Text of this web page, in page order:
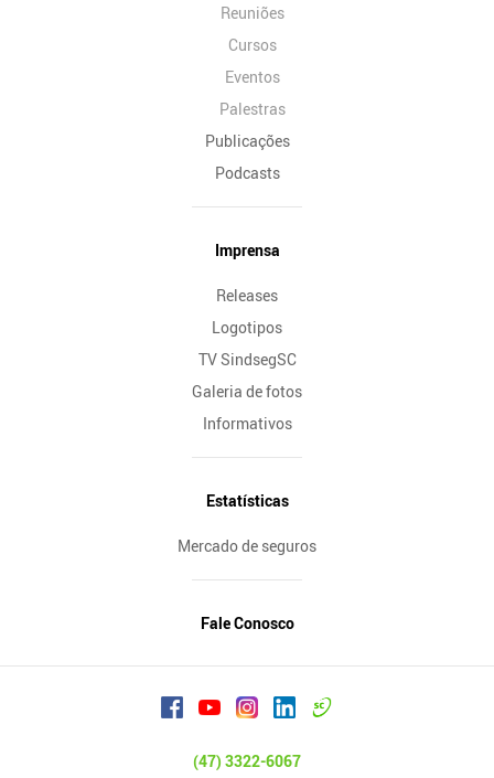
Reuniões
Cursos
Eventos
Palestras
Publicações
Podcasts
Imprensa
Releases
Logotipos
TV SindsegSC
Galeria de fotos
Informativos
Estatísticas
Mercado de seguros
Fale Conosco
(47) 3322-6067